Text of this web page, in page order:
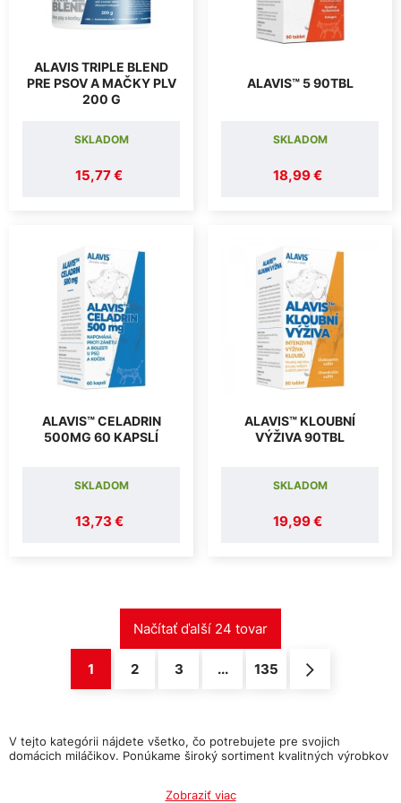
ALAVIS TRIPLE BLEND
PRE PSOV A MAČKY PLV
200 G
15,77 €
SKLADOM
ALAVIS™ 5 90TBL
18,99 €
SKLADOM
ALAVIS™ CELADRIN
500MG 60 KAPSLÍ
13,73 €
SKLADOM
ALAVIS™ KLOUBNÍ
VÝŽIVA 90TBL
19,99 €
SKLADOM
1 2 3 ... 135
V tejto kategórii nájdete všetko, čo potrebujete pre svojich
domácich miláčikov. Ponúkame široký sortiment kvalitných výrobkov
mnoho ďalšieho. Všetky naše výrobky sú starostlivo vyberané s
Zobraziť viac